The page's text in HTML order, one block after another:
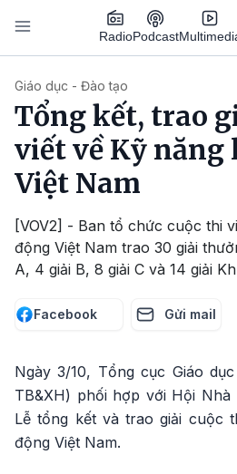
Nhảy đến nội dung
RadioPodcast
Giáo dục - Đào tạo
Tổng kết, trao
viết về Kỹ năng
Việt Nam
[VOV2] - Ban tổ chức cuộc thi
động Việt Nam trao 30 giải
A, 4 giải B, 8 giải C và 14 giải
Facebook Gửi mail
Ngày 3/10, Tổng cục Giáo
TB&XH) phối hợp với Hội
Lễ tổng kết và trao giải cuộc
động Việt Nam.